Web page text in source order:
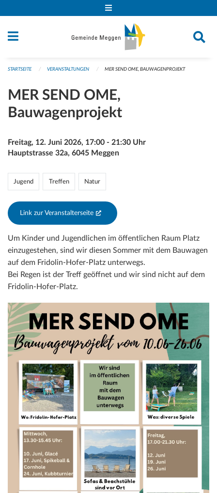
STARTSEITE VERANSTALTUNGEN MER SEND OME, BAUWAGENPROJEKT
MER SEND OME,
Bauwagenprojekt
Freitag, 12. Juni 2026, 17:00 - 21:30 Uhr
Hauptstrasse 32a, 6045 Meggen
Jugend Treffen Natur
Link zur Veranstalterseite (External Link)
Um Kinder und Jugendlichen im öffentlichen Raum Platz
einzugestehen, sind wir diesen Sommer mit dem Bauwagen
auf dem Fridolin-Hofer-Platz unterwegs.
Bei Regen ist der Treff geöffnet und wir sind nicht auf dem
Fridolin-Hofer-Platz.